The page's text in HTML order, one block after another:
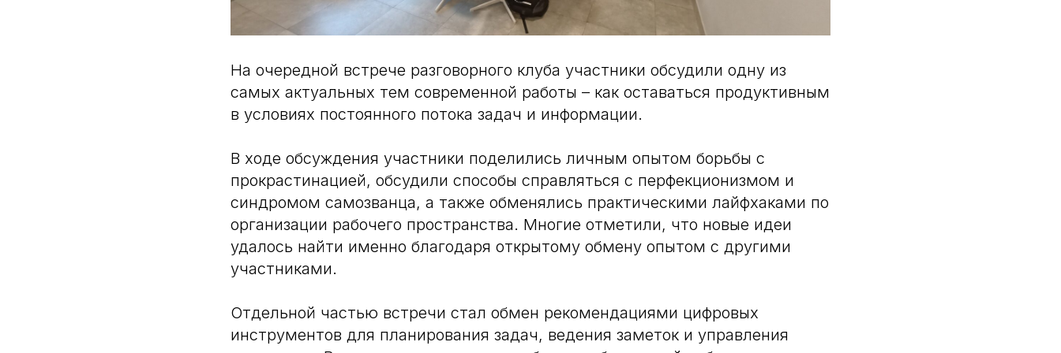
На очередной встрече разговорного клуба участники обсудили одну из
самых актуальных тем современной работы – как оставаться продуктивным
в условиях постоянного потока задач и информации.
В ходе обсуждения участники поделились личным опытом борьбы с
прокрастинацией, обсудили способы справляться с перфекционизмом и
синдромом самозванца, а также обменялись практическими лайфхаками по
организации рабочего пространства. Многие отметили, что новые идеи
удалось найти именно благодаря открытому обмену опытом с другими
участниками.
Отдельной частью встречи стал обмен рекомендациями цифровых
инструментов для планирования задач, ведения заметок и управления